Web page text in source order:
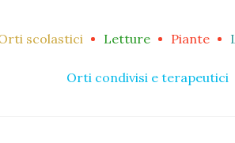
scolastici Letture Piante
Orti condivisi e terapeutici